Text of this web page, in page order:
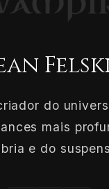
do
mais
e do